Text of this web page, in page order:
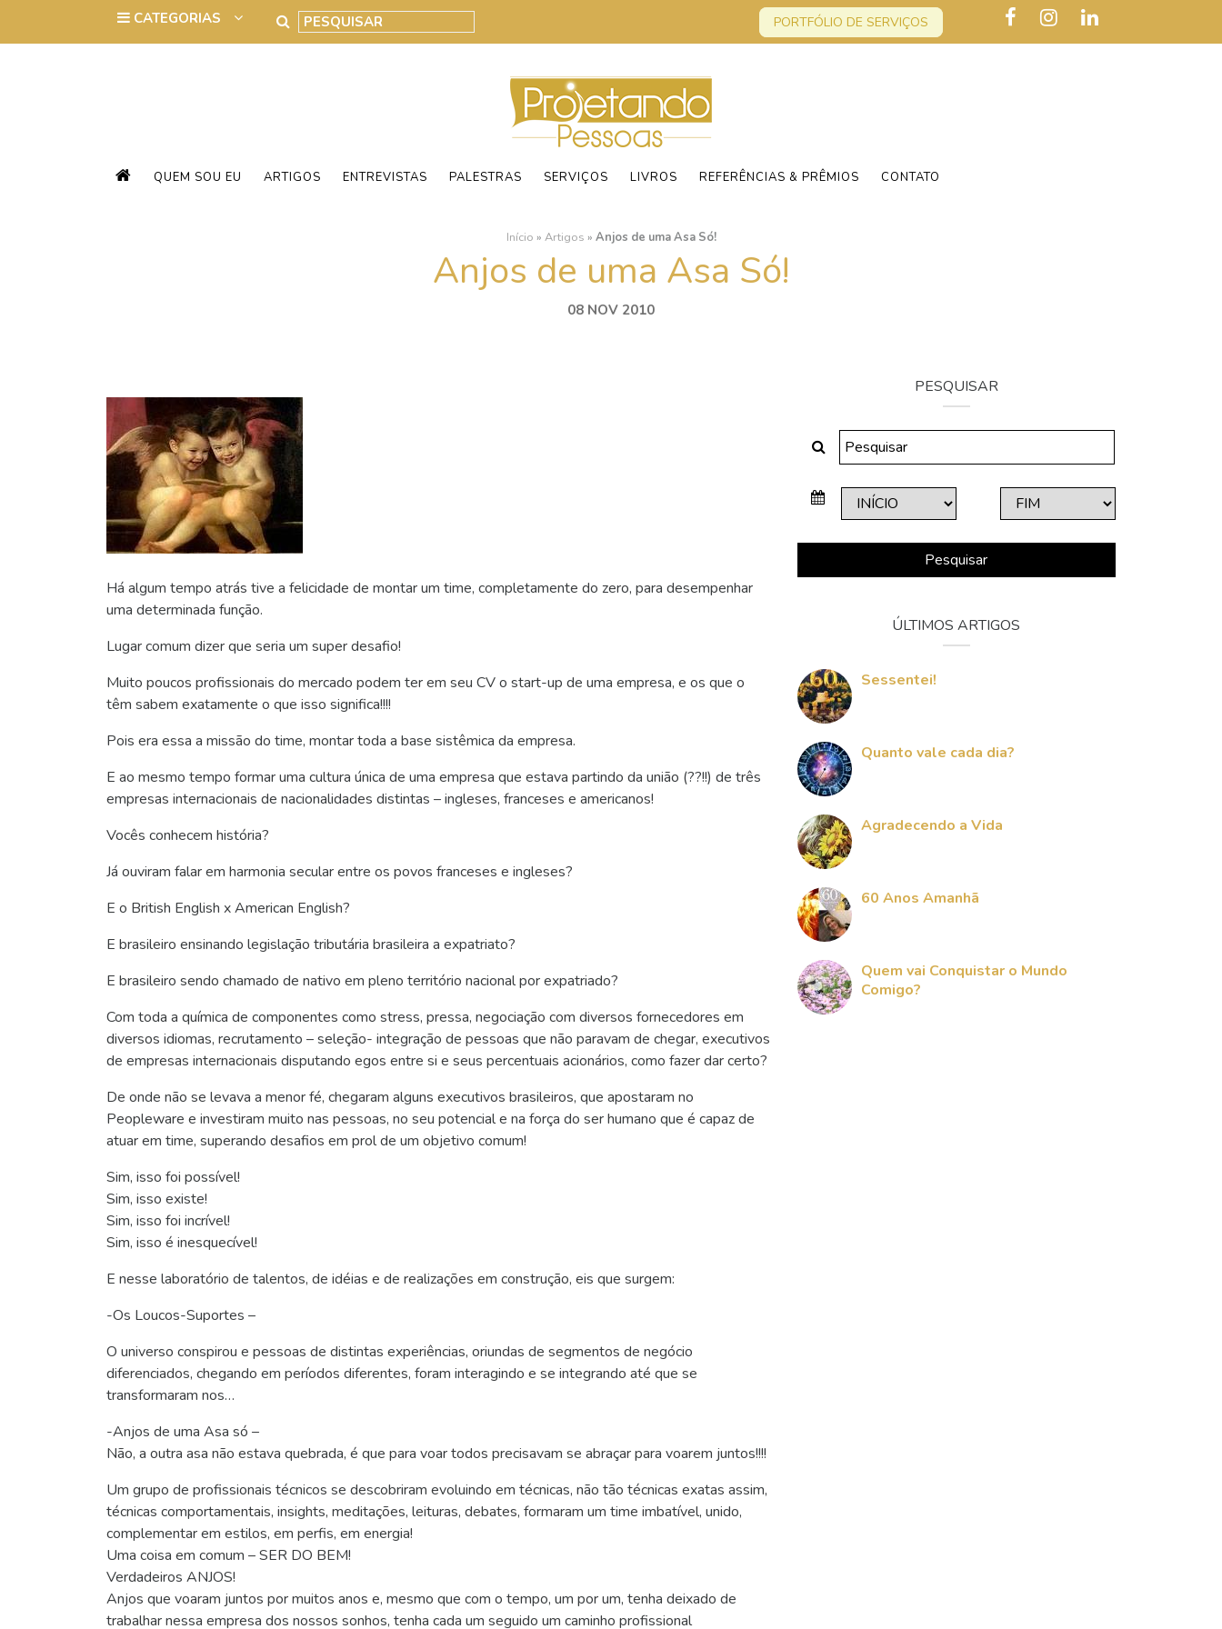
PORTFÓLIO DE SERVIÇOS
QUEM SOU EU ARTIGOS ENTREVISTAS PALESTRAS SERVIÇOS LIVROS REFERÊNCIAS & PRÊMIOS CONTATO
Início » Artigos » Anjos de uma Asa Só!
Anjos de uma Asa Só!
08 NOV 2010
Há algum tempo atrás tive a felicidade de montar um time, completamente do zero, para desempenhar
uma determinada função.
Lugar comum dizer que seria um super desafio!
Muito poucos profissionais do mercado podem ter em seu CV o start-up de uma empresa, e os que o
têm sabem exatamente o que isso significa!!!!
Pois era essa a missão do time, montar toda a base sistêmica da empresa.
E ao mesmo tempo formar uma cultura única de uma empresa que estava partindo da união (??!!) de três
empresas internacionais de nacionalidades distintas – ingleses, franceses e americanos!
Vocês conhecem história?
Já ouviram falar em harmonia secular entre os povos franceses e ingleses?
E o British English x American English?
E brasileiro ensinando legislação tributária brasileira a expatriato?
E brasileiro sendo chamado de nativo em pleno território nacional por expatriado?
Com toda a química de componentes como stress, pressa, negociação com diversos fornecedores em
diversos idiomas, recrutamento – seleção- integração de pessoas que não paravam de chegar, executivos
de empresas internacionais disputando egos entre si e seus percentuais acionários, como fazer dar certo?
De onde não se levava a menor fé, chegaram alguns executivos brasileiros, que apostaram no
Peopleware e investiram muito nas pessoas, no seu potencial e na força do ser humano que é capaz de
atuar em time, superando desafios em prol de um objetivo comum!
Sim, isso foi possível!
Sim, isso existe!
Sim, isso foi incrível!
Sim, isso é inesquecível!
E nesse laboratório de talentos, de idéias e de realizações em construção, eis que surgem:
-Os Loucos-Suportes –
O universo conspirou e pessoas de distintas experiências, oriundas de segmentos de negócio
diferenciados, chegando em períodos diferentes, foram interagindo e se integrando até que se
transformaram nos…
-Anjos de uma Asa só –
Não, a outra asa não estava quebrada, é que para voar todos precisavam se abraçar para voarem juntos!!!!
Um grupo de profissionais técnicos se descobriram evoluindo em técnicas, não tão técnicas exatas assim,
técnicas comportamentais, insights, meditações, leituras, debates, formaram um time imbatível, unido,
complementar em estilos, em perfis, em energia!
Uma coisa em comum – SER DO BEM!
Verdadeiros ANJOS!
Anjos que voaram juntos por muitos anos e, mesmo que com o tempo, um por um, tenha deixado de
trabalhar nessa empresa dos nossos sonhos, tenha cada um seguido um caminho profissional
PESQUISAR
Pesquisar
ÚLTIMOS ARTIGOS
Sessentei!
Quanto vale cada dia?
Agradecendo a Vida
60 Anos Amanhã
Quem vai Conquistar o Mundo
Comigo?